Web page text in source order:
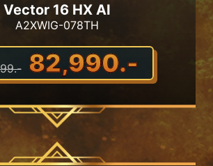
Vector 16 HX AI
A2XWIG-078TH
82,990.-